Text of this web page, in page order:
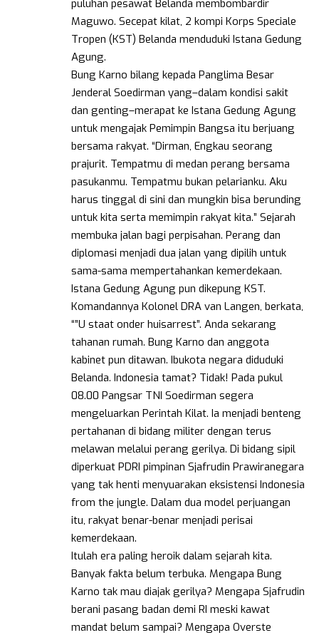
puluhan pesawat Belanda membombardir
Maguwo. Secepat kilat, 2 kompi Korps Speciale
Tropen (KST) Belanda menduduki Istana Gedung
Agung.
Bung Karno bilang kepada Panglima Besar
Jenderal Soedirman yang–dalam kondisi sakit
dan genting–merapat ke Istana Gedung Agung
untuk mengajak Pemimpin Bangsa itu berjuang
bersama rakyat. “Dirman, Engkau seorang
prajurit. Tempatmu di medan perang bersama
pasukanmu. Tempatmu bukan pelarianku. Aku
harus tinggal di sini dan mungkin bisa berunding
untuk kita serta memimpin rakyat kita.” Sejarah
membuka jalan bagi perpisahan. Perang dan
diplomasi menjadi dua jalan yang dipilih untuk
sama-sama mempertahankan kemerdekaan.
Istana Gedung Agung pun dikepung KST.
Komandannya Kolonel DRA van Langen, berkata,
“”U staat onder huisarrest”. Anda sekarang
tahanan rumah. Bung Karno dan anggota
kabinet pun ditawan. Ibukota negara diduduki
Belanda. Indonesia tamat? Tidak! Pada pukul
08.00 Pangsar TNI Soedirman segera
mengeluarkan Perintah Kilat. Ia menjadi benteng
pertahanan di bidang militer dengan terus
melawan melalui perang gerilya. Di bidang sipil
diperkuat PDRI pimpinan Sjafrudin Prawiranegara
yang tak henti menyuarakan eksistensi Indonesia
from the jungle. Dalam dua model perjuangan
itu, rakyat benar-benar menjadi perisai
kemerdekaan.
Itulah era paling heroik dalam sejarah kita.
Banyak fakta belum terbuka. Mengapa Bung
Karno tak mau diajak gerilya? Mengapa Sjafrudin
berani pasang badan demi RI meski kawat
mandat belum sampai? Mengapa Overste